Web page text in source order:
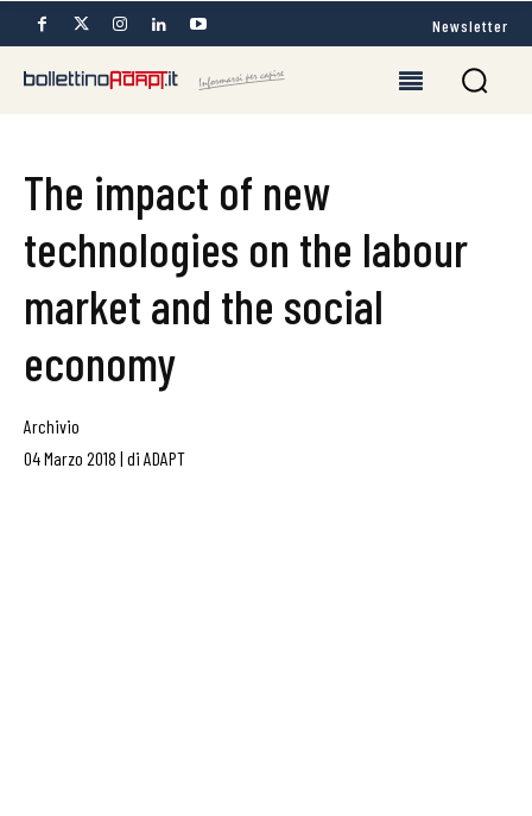
Newsletter
The impact of new
technologies on the labour
market and the social
economy
Archivio
04 Marzo 2018 | di ADAPT